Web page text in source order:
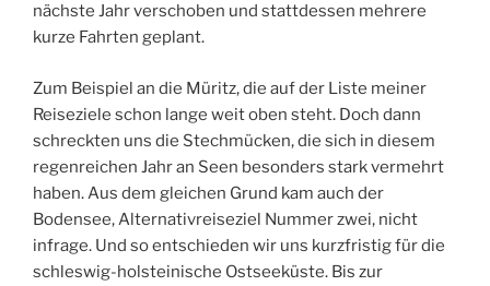
nächste Jahr verschoben und stattdessen mehrere
kurze Fahrten geplant.
Zum Beispiel an die Müritz, die auf der Liste meiner
Reiseziele schon lange weit oben steht. Doch dann
schreckten uns die Stechmücken, die sich in diesem
regenreichen Jahr an Seen besonders stark vermehrt
haben. Aus dem gleichen Grund kam auch der
Bodensee, Alternativreiseziel Nummer zwei, nicht
infrage. Und so entschieden wir uns kurzfristig für die
schleswig-holsteinische Ostseeküste. Bis zur